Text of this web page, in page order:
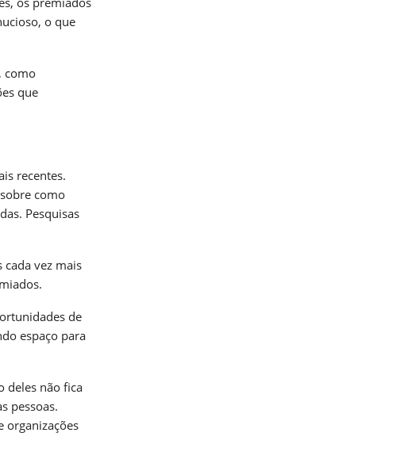
o que
como
que
recentes.
como
Pesquisas
vez mais
de
espaço para
deles não fica
pessoas.
organizações